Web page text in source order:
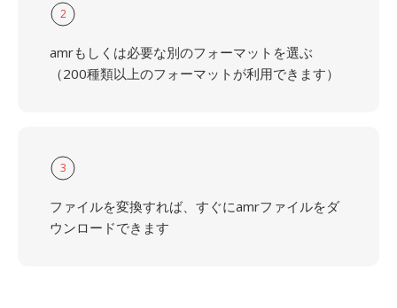
2
amrもしくは必要な別のフォーマットを選ぶ
（200種類以上のフォーマットが利用できます）
3
ファイルを変換すれば、すぐにamrファイルをダ
ウンロードできます